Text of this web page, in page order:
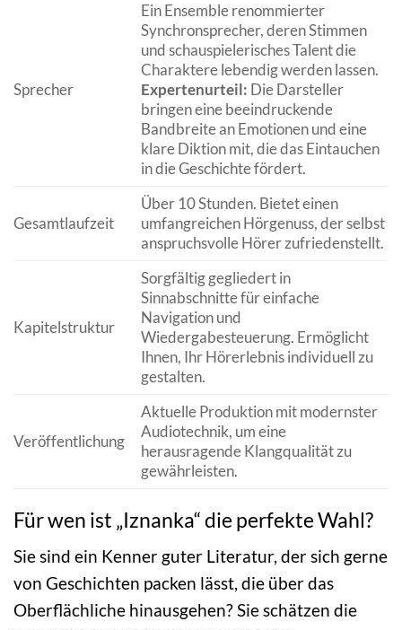
Sprecher
Ein Ensemble renommierter
Synchronsprecher, deren Stimmen
und schauspielerisches Talent die
Charaktere lebendig werden lassen.
Expertenurteil: Die Darsteller
bringen eine beeindruckende
Bandbreite an Emotionen und eine
klare Diktion mit, die das Eintauchen
in die Geschichte fördert.
Gesamtlaufzeit
Über 10 Stunden. Bietet einen
umfangreichen Hörgenuss, der selbst
anspruchsvolle Hörer zufriedenstellt.
Kapitelstruktur
Sorgfältig gegliedert in
Sinnabschnitte für einfache
Navigation und
Wiedergabesteuerung. Ermöglicht
Ihnen, Ihr Hörerlebnis individuell zu
gestalten.
Veröffentlichung
Aktuelle Produktion mit modernster
Audiotechnik, um eine
herausragende Klangqualität zu
gewährleisten.
Für wen ist „Iznanka“ die perfekte Wahl?
Sie sind ein Kenner guter Literatur, der sich gerne
von Geschichten packen lässt, die über das
Oberflächliche hinausgehen? Sie schätzen die